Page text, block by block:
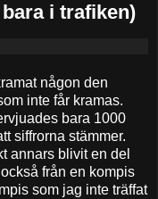
i trafiken)
någon den
inte får kramas.
bara 1000
siffrorna stämmer.
annars blivit en del
från en kompis
som jag inte träffat